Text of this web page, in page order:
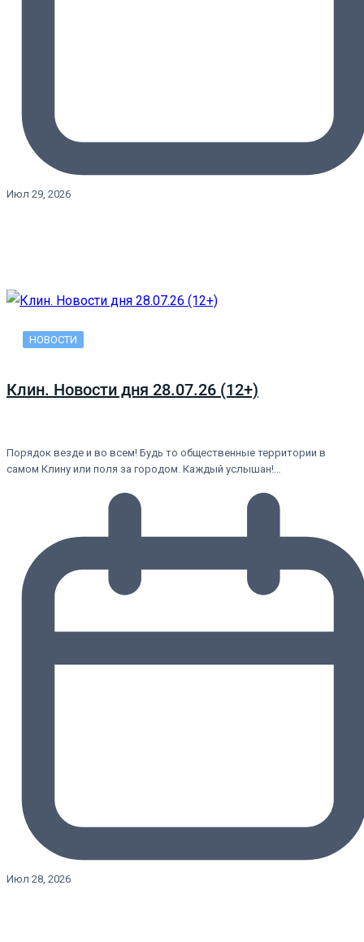
Июл 29, 2026
НОВОСТИ
Клин. Новости дня 28.07.26 (12+)
Порядок везде и во всем! Будь то общественные территории в
самом Клину или поля за городом. Каждый услышан!…
Июл 28, 2026